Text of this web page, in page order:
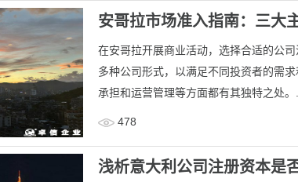
安哥拉市场准入指南：三大
在安哥拉开展商业活动，选择合适的公
多种公司形式，以满足不同投资者的需
承担和运营管理等方面都有其独特之处。
478
浅析意大利公司注册资本是